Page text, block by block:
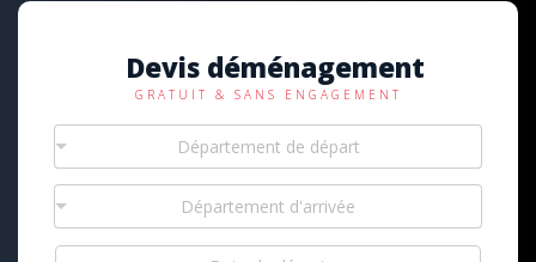
Devis déménagement
GRATUIT & SANS ENGAGEMENT
Département de départ
Département d'arrivée